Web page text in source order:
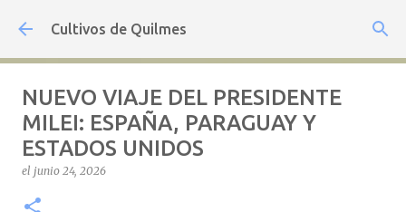
Ir al contenido principal
Cultivos de Quilmes
NUEVO VIAJE DEL PRESIDENTE
MILEI: ESPAÑA, PARAGUAY Y
ESTADOS UNIDOS
el junio 24, 2026